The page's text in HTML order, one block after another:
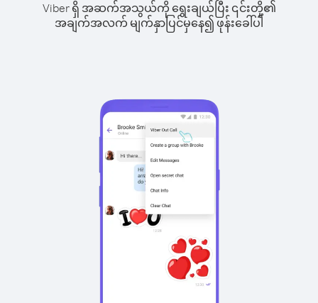
Viber ရှိ အဆက်အသွယ်ကို ရွေးချယ်ပြီး ၎င်းတို့၏
အချက်အလက် မျက်နှာပြင်မှနေ၍ ဖုန်းခေါ်ပါ